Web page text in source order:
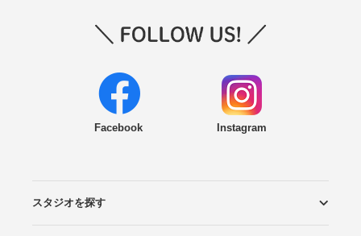
Facebook Instagram
スタジオを探す